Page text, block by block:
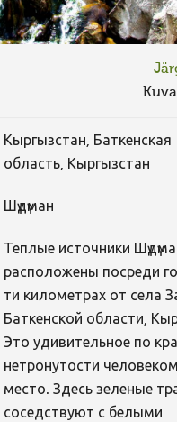
Кыргызстан, Баткенская
область, Кыргызстан
Шүдүман
Теплые источники
расположены посреди
ти километрах от села
Баткенской области,
Это удивительное по
нетронутости
место. Здесь зеленые
соседствуют с белыми